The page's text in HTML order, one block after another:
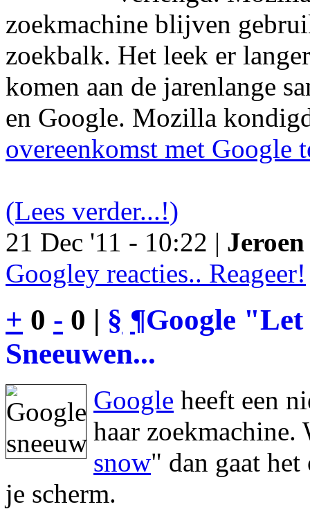
zoekmachine blijven
zoekbalk. Het leek er
komen aan de jarenlange
en Google. Mozilla
overeenkomst met Google
(Lees verder...!)
21 Dec '11 - 10:22 |
Googley reacties.. Reageer!
+ 0 - 0 | § ¶Google
Sneeuwen...
Google heeft een
haar zoekmachine.
snow" dan gaat
je scherm.